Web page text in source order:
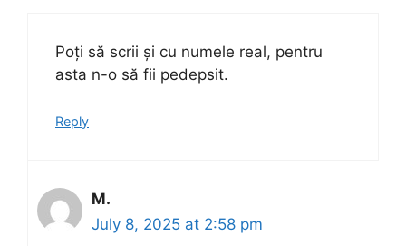
Poți să scrii și cu numele real, pentru
asta n-o să fii pedepsit.
Reply
M.
July 8, 2025 at 2:58 pm